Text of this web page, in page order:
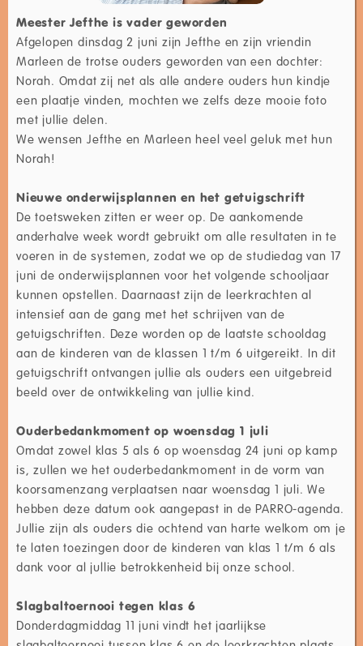
Meester Jefthe is vader geworden
Afgelopen dinsdag 2 juni zijn Jefthe en zijn vriendin
Marleen de trotse ouders geworden van een dochter:
Norah. Omdat zij net als alle andere ouders hun kindje
een plaatje vinden, mochten we zelfs deze mooie foto
met jullie delen.
We wensen Jefthe en Marleen heel veel geluk met hun
Norah!
Nieuwe onderwijsplannen en het getuigschrift
De toetsweken zitten er weer op. De aankomende
anderhalve week wordt gebruikt om alle resultaten in te
voeren in de systemen, zodat we op de studiedag van 17
juni de onderwijsplannen voor het volgende schooljaar
kunnen opstellen. Daarnaast zijn de leerkrachten al
intensief aan de gang met het schrijven van de
getuigschriften. Deze worden op de laatste schooldag
aan de kinderen van de klassen 1 t/m 6 uitgereikt. In dit
getuigschrift ontvangen jullie als ouders een uitgebreid
beeld over de ontwikkeling van jullie kind.
Ouderbedankmoment op woensdag 1 juli
Omdat zowel klas 5 als 6 op woensdag 24 juni op kamp
is, zullen we het ouderbedankmoment in de vorm van
koorsamenzang verplaatsen naar woensdag 1 juli. We
hebben deze datum ook aangepast in de PARRO-agenda.
Jullie zijn als ouders die ochtend van harte welkom om je
te laten toezingen door de kinderen van klas 1 t/m 6 als
dank voor al jullie betrokkenheid bij onze school.
Slagbaltoernooi tegen klas 6
Donderdagmiddag 11 juni vindt het jaarlijkse